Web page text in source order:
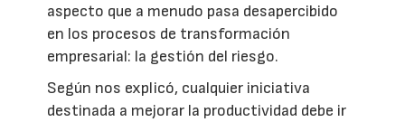
aspecto que a menudo pasa desapercibido
en los procesos de transformación
empresarial: la gestión del riesgo.
Según nos explicó, cualquier iniciativa
destinada a mejorar la productividad debe ir